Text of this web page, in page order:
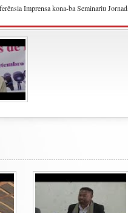
Imprensa kona-ba Seminariu